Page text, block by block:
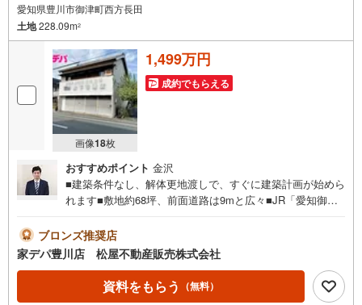
愛知県豊川市御津町西方長田
土地228.09m2
画像18枚
1,499万円
成約でもらえる
おすすめポイント 金沢
■建築条件なし、解体更地渡しで、すぐに建築計画が始めら
れます■敷地約68坪、前面道路は9mと広々■JR「愛知御
く、車での移動も便利です・確定測量実施●家デパ 松屋不
動産販売 のつよみ●・豊橋市・豊川市・知立市・浜松市の4
店舗営業中！三河エリア・遠州エリアの物件ならおまかせ
ください。新築戸建、中古戸建、中古マンション、土地を
お客様のご希望に合わせてご提案いたします！・中古物件
ブロンズ推奨店
家デパ豊川店 松屋不動産販売株式会社
資料をもらう （無料）